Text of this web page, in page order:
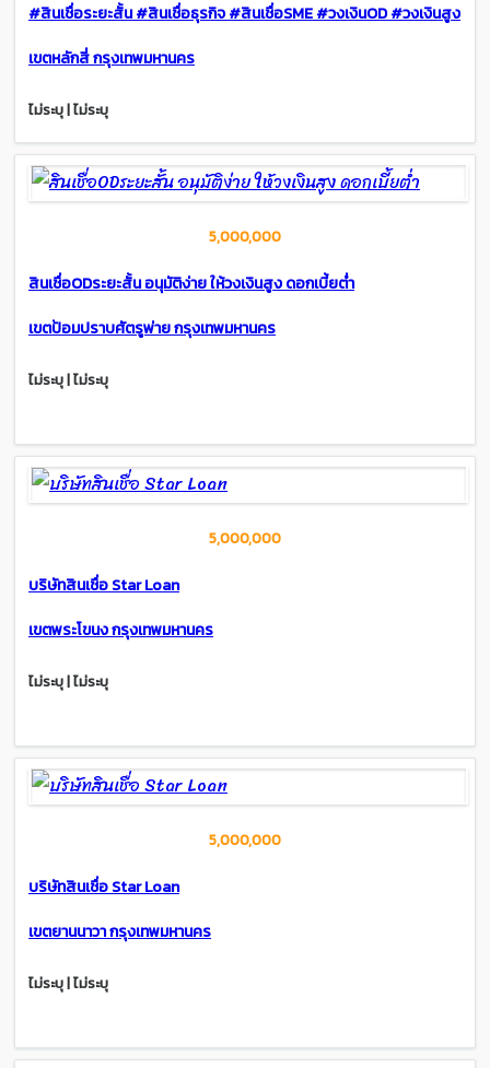
#สินเชื่อระยะสั้น #สินเชื่อธุรกิจ #สินเชื่อSME #วงเงินOD #วงเงินสูง
เขตหลักสี่ กรุงเทพมหานคร
ไม่ระบุ | ไม่ระบุ
5,000,000
สินเชื่อODระยะสั้น อนุมัติง่าย ให้วงเงินสูง ดอกเบี้ยต่ำ
เขตป้อมปราบศัตรูพ่าย กรุงเทพมหานคร
ไม่ระบุ | ไม่ระบุ
5,000,000
บริษัทสินเชื่อ Star Loan
เขตพระโขนง กรุงเทพมหานคร
ไม่ระบุ | ไม่ระบุ
5,000,000
บริษัทสินเชื่อ Star Loan
เขตยานนาวา กรุงเทพมหานคร
ไม่ระบุ | ไม่ระบุ